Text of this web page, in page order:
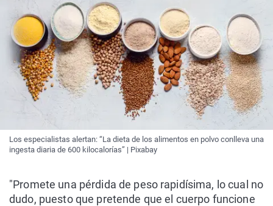
Los especialistas alertan: “La dieta de los alimentos en polvo conlleva una
ingesta diaria de 600 kilocalorías” | Pixabay
"Promete una pérdida de peso rapidísima, lo cual no
dudo, puesto que pretende que el cuerpo funcione